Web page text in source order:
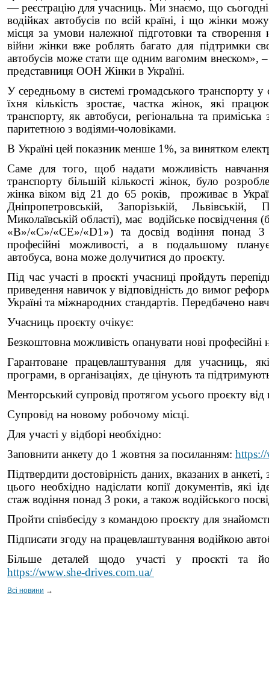
— реєстрацію для учасниць. Ми знаємо, що сьогодні
водійках автобусів по всій країні, і що жінки
місця за умови належної підготовки та
війни жінки вже роблять багато для підтримки
автобусів може стати ще одним вагомим внеском»,
представниця ООН Жінки в Україні.
У середньому в системі громадського транспорту у
їхня кількість зростає, частка жінок, які
транспорту, як автобуси, регіональна та приміська
паритетною з водіями-чоловіками.
В Україні цей показник менше 1%, за винятком
Саме для того, щоб надати можливість
транспорту більшій кількості жінок, було
жінка віком від 21 до 65 років, проживає в
Дніпропетровській, Запорізькій, Львівській,
Миколаївській області), має водійське посвідчення
«B»/«C»/«CE»/«D1») та досвід водіння понад
професійні можливості, а в подальшому
автобуса, вона може долучитися до проєкту.
Під час участі в проєкті учасниці пройдуть
приведення навичок у відповідність до вимог
Україні та міжнародних стандартів. Передбачено
Учасниць проєкту очікує:
Безкоштовна можливість опанувати нові професійні
Гарантоване працевлаштування для учасниць,
програми, в організаціях, де цінують та
Менторський супровід протягом усього проєкту від
Супровід на новому робочому місці.
Для участі у відборі необхідно:
Заповнити анкету до 1 жовтня за посиланням:
Підтвердити достовірність даних, вказаних в
цього необхідно надіслати копії документів, які
стаж водіння понад 3 роки, а також водійського
Пройти співбесіду з командою проєкту для
Підписати згоду на працевлаштування водійкою
Більше деталей щодо участі у проєкті та
https://www.she-drives.com.ua/
Всі новини →